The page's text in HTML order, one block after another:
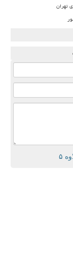
تهران